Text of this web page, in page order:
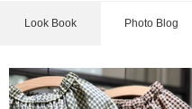
Look Book Photo Blog